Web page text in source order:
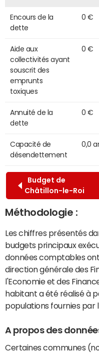
Encours de la
dette
0 €
Aide aux
collectivités ayant
souscrit des
emprunts
toxiques
0 €
Annuité de la
dette
0 €
Capacité de
désendettement
0,0
Budget de
Châtillon-le-Roi
Méthodologie :
Les chiffres présentés
budgets principaux
données comptables
direction générale des
l'Economie et des
habitant a été réalisé à
populations fournies par
A propos des
Certaines communes